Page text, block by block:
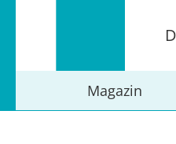
Magazin